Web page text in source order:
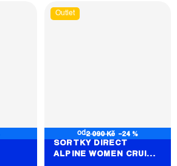
Outlet
od2 090 Kč –24 %
ŠORTKY DIRECT
ALPINE WOMEN CRUISE